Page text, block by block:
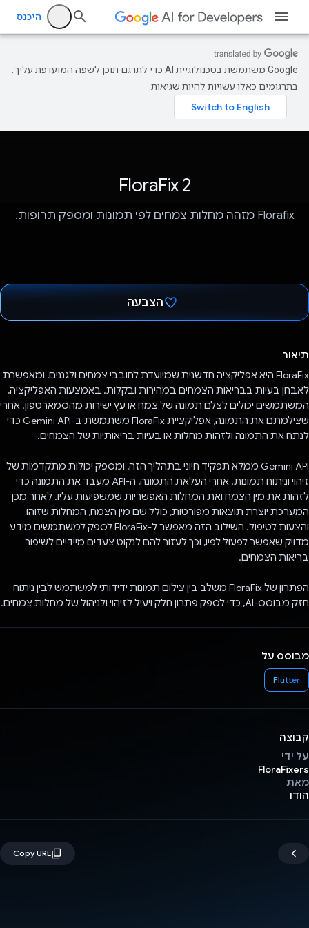
היכנס
‫Google משתמשת בטכנולוגיית AI כדי לתרגם תוכן לשפה המועדפת עליך.
בתרגומים כאלו עשויות להיות שגיאות.
FloraFix 2
Florafix מזהה מחלות צמחים לפי תמונות ומספק תרופות.
הצבעה
תיאור
FloraFix היא אפליקציה חדשנית שמיועדת לחובבי צמחים ולגננים, ומאפשרת
לאבחן בעיות בבריאות הצמחים במהירות ובקלות. באמצעות האפליקציה,
המשתמשים יכולים לצלם תמונה של צמח או עץ ישירות מהסמארטפון. אחרי
שצילמתם את התמונה, אפליקציית FloraFix משתמשת ב-Gemini API כדי
לנתח את התמונה ולזהות מחלות או בעיות בריאותיות של הצמחים.
Gemini API ממלא תפקיד חיוני בתהליך הזה, ומספק יכולות מתקדמות של
זיהוי וניתוח תמונות. אחרי העלאת התמונה, ה-API מעבד את התמונה כדי
לזהות את מין הצמח ואת המחלות האפשריות שמשפיעות עליו. לאחר מכן
המערכת יוצרת תוצאות מפורטות, כולל שם מין הצמח, המחלות שזוהו
והצעות לטיפול. השילוב הזה מאפשר ל-FloraFix לספק למשתמשים מידע
מדויק שאפשר לפעול לפיו, וכך לעזור להם לנקוט צעדים מיידיים לשיפור
בריאות הצמחים.
הפתרון של FloraFix משלב בין צילום תמונות ידידותי למשתמש לבין ניתוח
חזק מבוסס-AI, כדי לספק פתרון חלק ויעיל לזיהוי ולניהול של מחלות צמחים.
מבוסס על
Flutter
קבוצה
על ידי
FloraFixers
מאת
הודו